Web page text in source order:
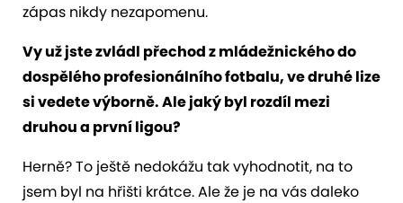
zápas nikdy nezapomenu.
Vy už jste zvládl přechod z mládežnického do
dospělého profesionálního fotbalu, ve druhé lize
si vedete výborně. Ale jaký byl rozdíl mezi
druhou a první ligou?
Herně? To ještě nedokážu tak vyhodnotit, na to
jsem byl na hřišti krátce. Ale že je na vás daleko